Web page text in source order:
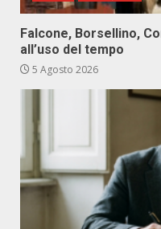
Falcone, Borsellino,
all’uso del tempo
5 Agosto 2026